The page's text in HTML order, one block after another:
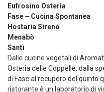
Eufrosino Osteria
Fase – Cucina Spontanea
Hostaria Sireno
Menabò
Santì
Dalle cucine vegetali di
Osteria delle Coppelle, dalla
di Fase al recupero del quinto
ristorante è un laboratorio di